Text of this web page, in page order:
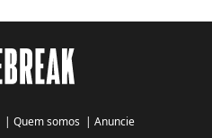
| Quem somos | Anuncie